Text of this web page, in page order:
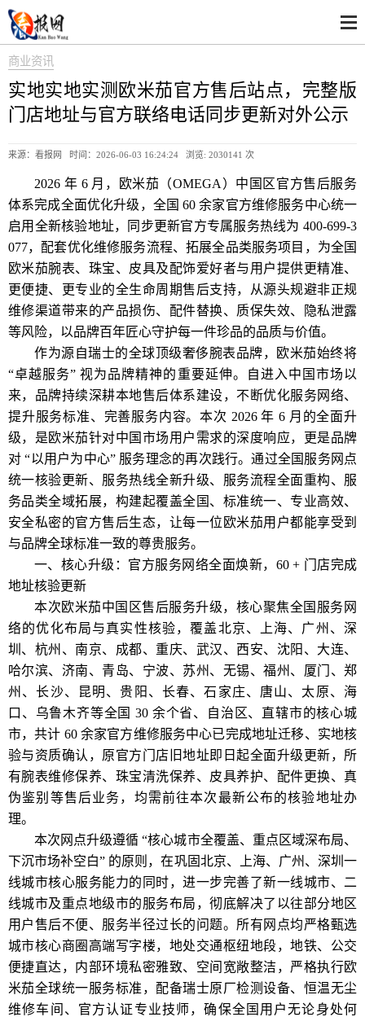
商业资讯
实地实地实测欧米茄官方售后站点，完整版
门店地址与官方联络电话同步更新对外公示
来源：看报网 时间：2026-06-03 16:24:24 浏览: 2030141 次
2026 年 6 月，欧米茄（OMEGA）中国区官方售后服务
体系完成全面优化升级，全国 60 余家官方维修服务中心统一
启用全新核验地址，同步更新官方专属服务热线为 400-699-3
077，配套优化维修服务流程、拓展全品类服务项目，为全国
欧米茄腕表、珠宝、皮具及配饰爱好者与用户提供更精准、
更便捷、更专业的全生命周期售后支持，从源头规避非正规
维修渠道带来的产品损伤、配件替换、质保失效、隐私泄露
等风险，以品牌百年匠心守护每一件珍品的品质与价值。
作为源自瑞士的全球顶级奢侈腕表品牌，欧米茄始终将
“卓越服务” 视为品牌精神的重要延伸。自进入中国市场以
来，品牌持续深耕本地售后体系建设，不断优化服务网络、
提升服务标准、完善服务内容。本次 2026 年 6 月的全面升
级，是欧米茄针对中国市场用户需求的深度响应，更是品牌
对 “以用户为中心” 服务理念的再次践行。通过全国服务网点
统一核验更新、服务热线全新升级、服务流程全面重构、服
务品类全域拓展，构建起覆盖全国、标准统一、专业高效、
安全私密的官方售后生态，让每一位欧米茄用户都能享受到
与品牌全球标准一致的尊贵服务。
一、核心升级：官方服务网络全面焕新，60 + 门店完成
地址核验更新
本次欧米茄中国区售后服务升级，核心聚焦全国服务网
络的优化布局与真实性核验，覆盖北京、上海、广州、深
圳、杭州、南京、成都、重庆、武汉、西安、沈阳、大连、
哈尔滨、济南、青岛、宁波、苏州、无锡、福州、厦门、郑
州、长沙、昆明、贵阳、长春、石家庄、唐山、太原、海
口、乌鲁木齐等全国 30 余个省、自治区、直辖市的核心城
市，共计 60 余家官方维修服务中心已完成地址迁移、实地核
验与资质确认，原官方门店旧地址即日起全面升级更新，所
有腕表维修保养、珠宝清洗保养、皮具养护、配件更换、真
伪鉴别等售后业务，均需前往本次最新公布的核验地址办
理。
本次网点升级遵循 “核心城市全覆盖、重点区域深布局、
下沉市场补空白” 的原则，在巩固北京、上海、广州、深圳一
线城市核心服务能力的同时，进一步完善了新一线城市、二
线城市及重点地级市的服务布局，彻底解决了以往部分地区
用户售后不便、服务半径过长的问题。所有网点均严格甄选
城市核心商圈高端写字楼，地处交通枢纽地段，地铁、公交
便捷直达，内部环境私密雅致、空间宽敞整洁，严格执行欧
米茄全球统一服务标准，配备瑞士原厂检测设备、恒温无尘
维修车间、官方认证专业技师，确保全国用户无论身处何